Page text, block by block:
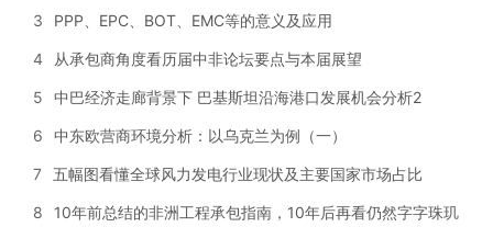
3 PPP、EPC、BOT、EMC等的意义及应用
4 从承包商角度看历届中非论坛要点与本届展望
5 中巴经济走廊背景下 巴基斯坦沿海港口发展机会分析2
6 中东欧营商环境分析：以乌克兰为例（一）
7 五幅图看懂全球风力发电行业现状及主要国家市场占比
8 10年前总结的非洲工程承包指南，10年后再看仍然字字珠玑